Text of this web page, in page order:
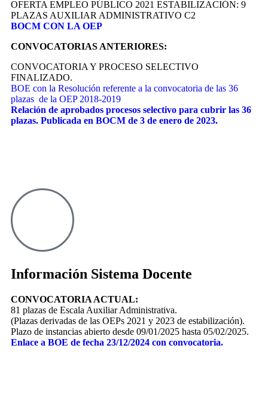
OFERTA EMPLEO PÚBLICO 2021 ESTABILIZACIÓN: 9
PLAZAS AUXILIAR ADMINISTRATIVO C2
BOCM CON LA OEP
CONVOCATORIAS ANTERIORES:
CONVOCATORIA Y PROCESO SELECTIVO
FINALIZADO.
BOE con la Resolución referente a la convocatoria de las 36
plazas de la OEP 2018-2019
Relación de aprobados procesos selectivo para cubrir las 36
plazas. Publicada en BOCM de 3 de enero de 2023.
Información Sistema Docente
CONVOCATORIA ACTUAL:
81 plazas de Escala Auxiliar Administrativa.
(Plazas derivadas de las OEPs 2021 y 2023 de estabilización).
Plazo de instancias abierto desde 09/01/2025 hasta 05/02/2025.
Enlace a BOE de fecha 23/12/2024 con convocatoria.